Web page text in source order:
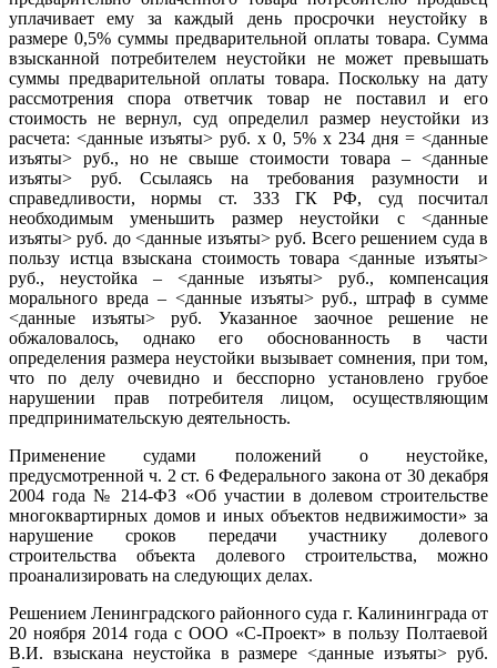
уплачивает ему за каждый день просрочки неустойку в
размере 0,5% суммы предварительной оплаты товара. Сумма
взысканной потребителем неустойки не может превышать
суммы предварительной оплаты товара. Поскольку на дату
рассмотрения спора ответчик товар не поставил и его
стоимость не вернул, суд определил размер неустойки из
расчета: <данные изъяты> руб. х 0, 5% х 234 дня = <данные
изъяты> руб., но не свыше стоимости товара – <данные
изъяты> руб. Ссылаясь на требования разумности и
справедливости, нормы ст. 333 ГК РФ, суд посчитал
необходимым уменьшить размер неустойки с <данные
изъяты> руб. до <данные изъяты> руб. Всего решением суда в
пользу истца взыскана стоимость товара <данные изъяты>
руб., неустойка – <данные изъяты> руб., компенсация
морального вреда – <данные изъяты> руб., штраф в сумме
<данные изъяты> руб. Указанное заочное решение не
обжаловалось, однако его обоснованность в части
определения размера неустойки вызывает сомнения, при том,
что по делу очевидно и бесспорно установлено грубое
нарушении прав потребителя лицом, осуществляющим
предпринимательскую деятельность.
Применение судами положений о неустойке,
предусмотренной ч. 2 ст. 6 Федерального закона от 30 декабря
2004 года № 214-ФЗ «Об участии в долевом строительстве
многоквартирных домов и иных объектов недвижимости» за
нарушение сроков передачи участнику долевого
строительства объекта долевого строительства, можно
проанализировать на следующих делах.
Решением Ленинградского районного суда г. Калининграда от
20 ноября 2014 года с ООО «С-Проект» в пользу Полтаевой
В.И. взыскана неустойка в размере <данные изъяты> руб.